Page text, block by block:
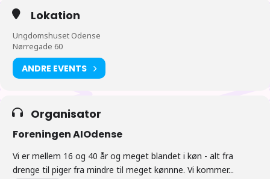
Tiderne er vejledende
Lokation
Ungdomshuset Odense
Nørregade 60
ANDRE EVENTS
Organisator
Foreningen AIOdense
Vi er mellem 16 og 40 år og meget blandet i køn - alt fra
drenge til piger fra mindre til meget kønnne. Vi kommer...